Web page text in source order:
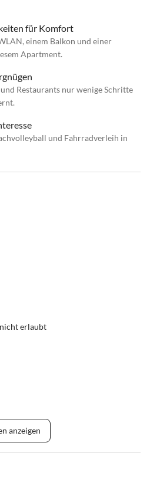
für Komfort
einem Balkon und einer
Apartment.
Restaurants nur wenige Schritte
und Fahrradverleih in
erlaubt
anzeigen